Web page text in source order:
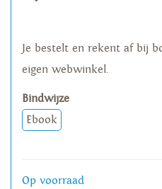
Je bestelt en rekent af bij
eigen webwinkel.
Bindwijze
Ebook
Op voorraad